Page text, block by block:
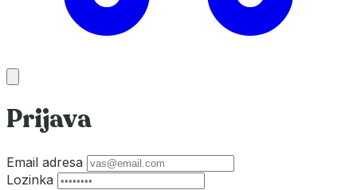
Prijava
Email adresa
Lozinka